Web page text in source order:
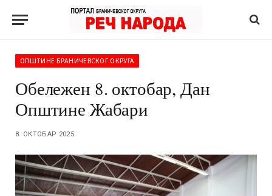
ОПШТИНЕ БРАНИЧЕВСКОГ ОКРУГА
Обележен 8. октобар, Дан
Општине Жабари
8. ОКТОБАР 2025.